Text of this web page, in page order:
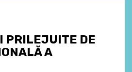
PRILEJUITE DE
A